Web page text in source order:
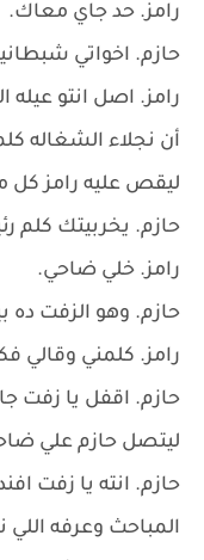
رامز. حد جاي معاك.
حازم. اخواتي
رامز. اصل انتو عيله
أن نجلاء الشغاله
ليقص عليه رامز كل
حازم. يخربيتك كلم
رامز. خلي ضاحي.
حازم. وهو الزفت ده
رامز. كلمني وقالي
حازم. اقفل يا زفت
ليتصل حازم علي
حازم. انته يا زفت
المباحث وعرفه اللي